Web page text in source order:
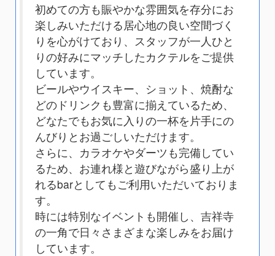
初めての方も賑やかな雰囲気を存分にお
楽しみいただける居心地の良い空間づく
りを心がけており、スタッフが一人ひと
りの好みにマッチしたカクテルをご提供
しています。
ビールやウイスキー、ショット、焼酎な
どのドリンクも豊富に揃えているため、
どなたでもお気に入りの一杯を片手にの
んびりとお過ごしいただけます。
さらに、カラオケやダーツも完備してい
るため、お連れ様と遊びながら盛り上が
れるbarとしてもご利用いただいておりま
す。
時には特別なイベントも開催し、吉祥寺
の一角で日々さまざまな楽しみをお届け
しています。